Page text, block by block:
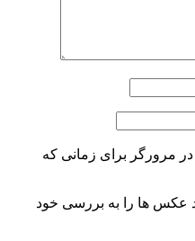
مرورگر برای زمانی که
عکس ها را به بررسی خود